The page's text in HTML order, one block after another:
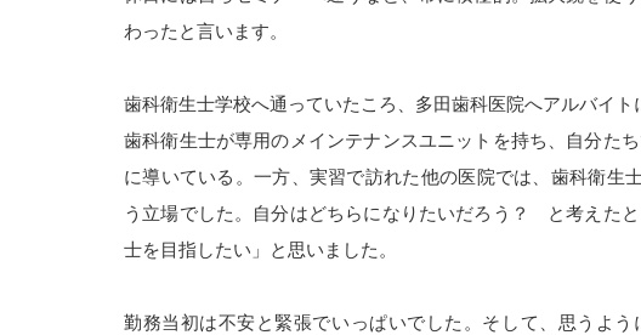
わったと言います。
歯科衛生士学校へ通っていたころ、多田歯科医院へアルバイト
歯科衛生士が専用のメインテナンスユニットを持ち、自分た
に導いている。一方、実習で訪れた他の医院では、歯科衛生
う立場でした。自分はどちらになりたいだろう？ と考えた
士を目指したい」と思いました。
勤務当初は不安と緊張でいっぱいでした。そして、思うよう